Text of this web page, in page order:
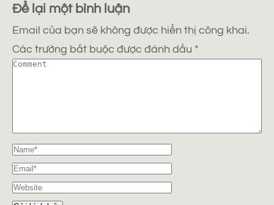
Để lại một bình luận
Email của bạn sẽ không được hiển thị công khai.
Các trường bắt buộc được đánh dấu *